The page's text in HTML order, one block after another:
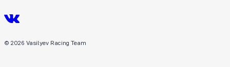
© 2026 Vasilyev Racing Team